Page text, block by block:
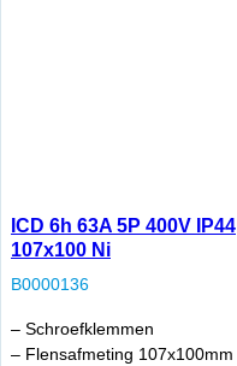
ICD 6h 63A 5P 400V IP44
107x100 Ni
B0000136
– Schroefklemmen
– Flensafmeting 107x100mm